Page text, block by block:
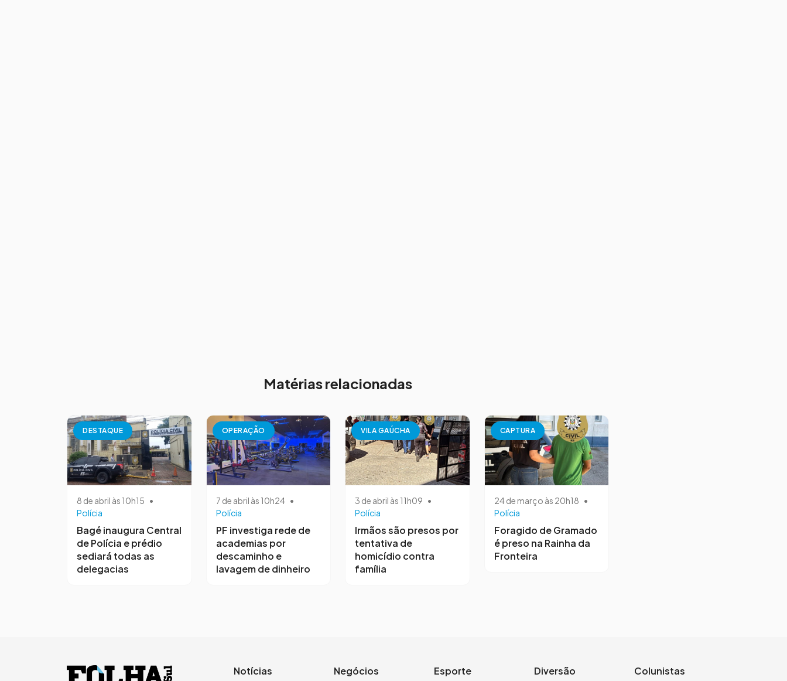
Matérias relacionadas
DESTAQUE
8 de abril às 10h15 •
Polícia
Bagé inaugura Central
de Polícia e prédio
sediará todas as
delegacias
OPERAÇÃO
7 de abril às 10h24 •
Polícia
PF investiga rede de
academias por
descaminho e
lavagem de dinheiro
VILA GAÚCHA
3 de abril às 11h09 •
Polícia
Irmãos são presos por
tentativa de
homicídio contra
família
CAPTURA
24 de março às 20h18 •
Polícia
Foragido de Gramado
é preso na Rainha da
Fronteira
Notícias Negócios Esporte Diversão Colunistas